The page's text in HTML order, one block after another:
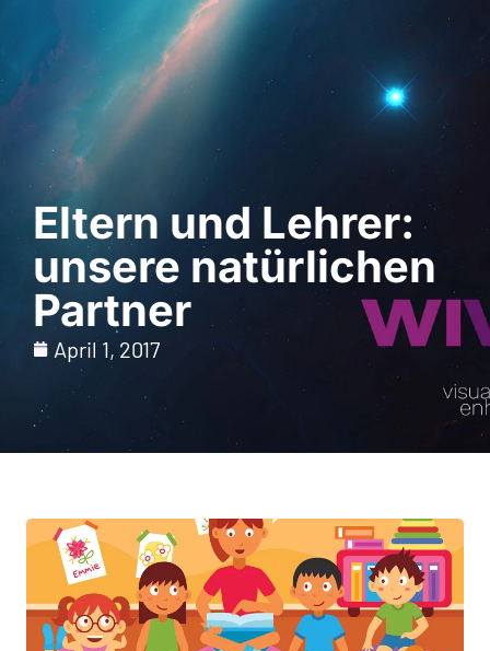
Demo anfordern
Eltern und Lehrer:
unsere natürlichen
Partner
April 1, 2017